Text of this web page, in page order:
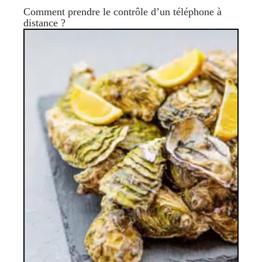
Comment prendre le contrôle d’un téléphone à
distance ?